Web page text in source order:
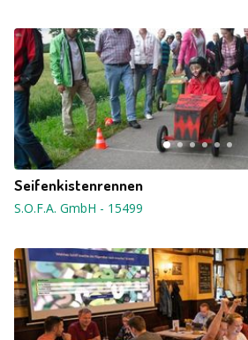
Seifenkistenrennen
S.O.F.A. GmbH - 15499